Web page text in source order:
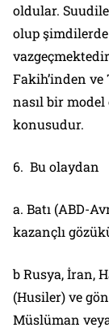
oldular.
olup
Fakih’inden ve
nasıl bir
konusudur.
6. Bu olaydan
a. Batı (ABD-
kazançlı
b Rusya, İran,
(Husiler) ve
Müslüman